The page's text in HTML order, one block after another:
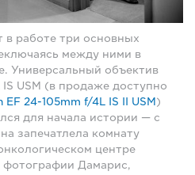
работе три основных
между ними в
Универсальный объектив
IS USM (в продаже доступно
EF 24-105mm f/4L IS II USM)
для начала истории — с
запечатлела комнату
центре
Дамарис,